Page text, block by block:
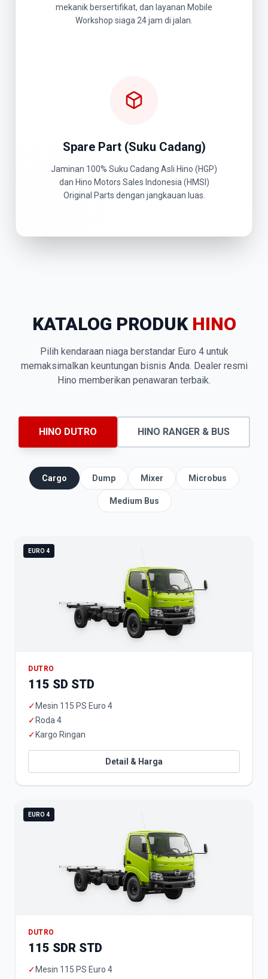
mekanik bersertifikat, dan layanan Mobile
Workshop siaga 24 jam di jalan.
Spare Part (Suku Cadang)
Jaminan 100% Suku Cadang Asli Hino (HGP)
dan Hino Motors Sales Indonesia (HMSI)
Original Parts dengan jangkauan luas.
KATALOG PRODUK HINO
Pilih kendaraan niaga berstandar Euro 4 untuk
memaksimalkan keuntungan bisnis Anda. Dealer resmi
Hino memberikan penawaran terbaik.
HINO DUTRO HINO RANGER & BUS
Cargo Dump Mixer Microbus
Medium Bus
EURO 4
DUTRO
115 SD STD
✓ Mesin 115 PS Euro 4
✓ Roda 4
✓ Kargo Ringan
Detail & Harga
EURO 4
DUTRO
115 SDR STD
✓ Mesin 115 PS Euro 4